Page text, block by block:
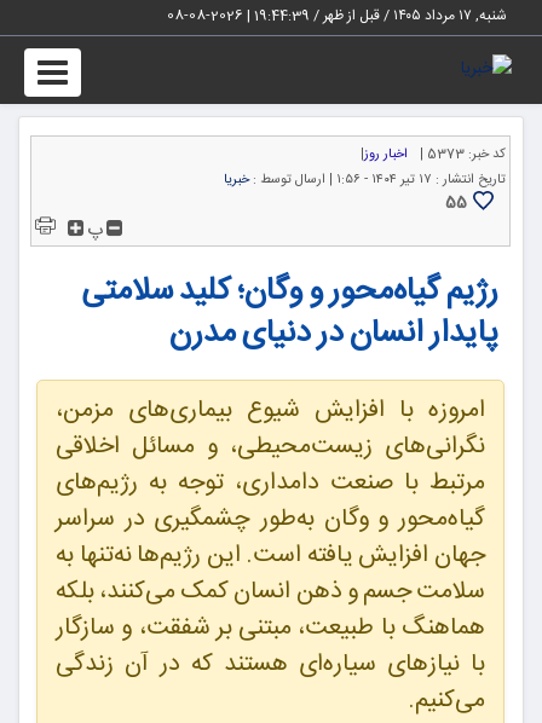
شنبه, ۱۷ مرداد ۱۴۰۵ / قبل از ظهر / 19:44:40
|
2026-08-08
کد خبر: 5373 | اخبار روز|
تاریخ انتشار : ۱۷ تیر ۱۴۰۴ - ۱:۵۶ | ارسال توسط :خبریا
55
پ
رژیم گیاه‌محور و وگان؛ کلید سلامتی
پایدار انسان در دنیای مدرن
امروزه با افزایش شیوع بیماری‌های مزمن،
نگرانی‌های زیست‌محیطی، و مسائل اخلاقی
مرتبط با صنعت دامداری، توجه به رژیم‌های
گیاه‌محور و وگان به‌طور چشمگیری در سراسر
جهان افزایش یافته است. این رژیم‌ها نه‌تنها به
سلامت جسم و ذهن انسان کمک می‌کنند، بلکه
هماهنگ با طبیعت، مبتنی بر شفقت، و سازگار
با نیازهای سیاره‌ای هستند که در آن زندگی
می‌کنیم.